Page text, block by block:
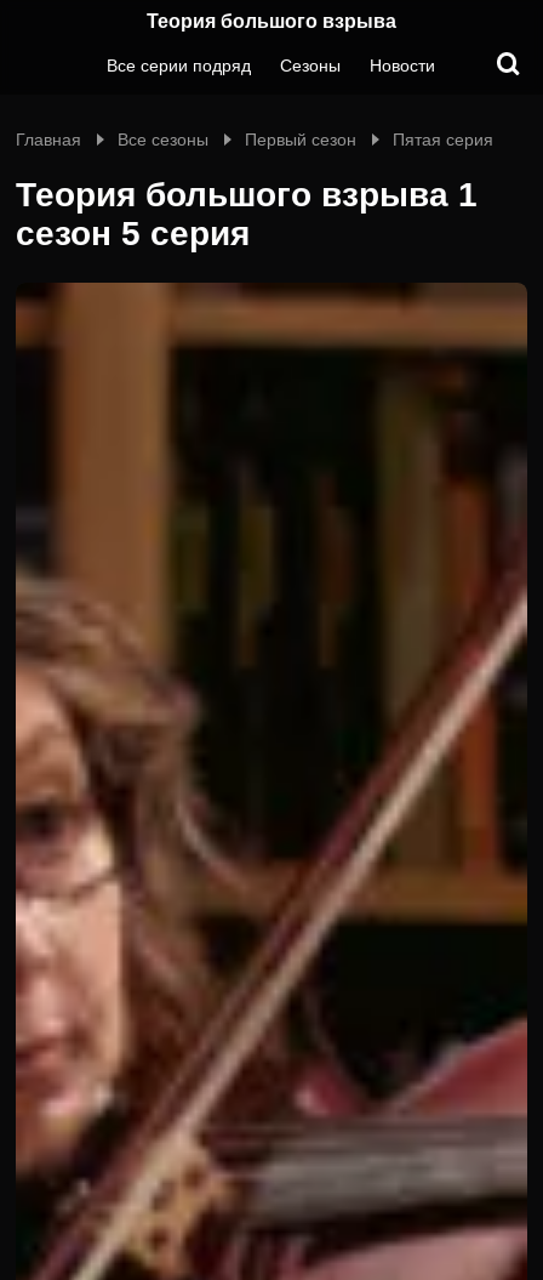
Теория большого взрыва
Все серии подряд Сезоны Новости
Главная Все сезоны Первый сезон Пятая серия
Теория большого взрыва 1
сезон 5 серия